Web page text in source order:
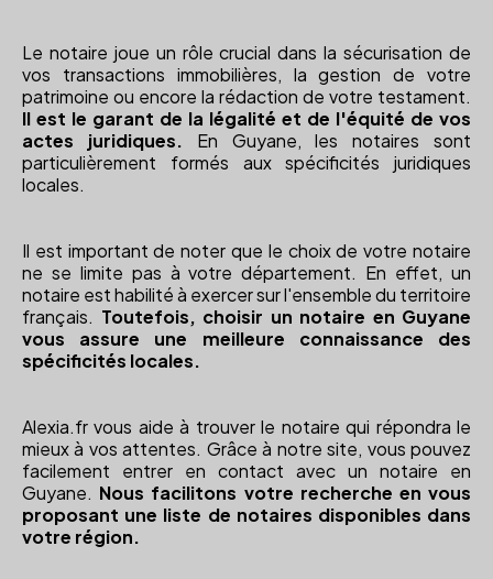
Le notaire joue un rôle crucial dans la sécurisation de
vos transactions immobilières, la gestion de votre
patrimoine ou encore la rédaction de votre testament.
Il est le garant de la légalité et de l'équité de vos
actes juridiques. En Guyane, les notaires sont
particulièrement formés aux spécificités juridiques
locales.
Il est important de noter que le choix de votre notaire
ne se limite pas à votre département. En effet, un
notaire est habilité à exercer sur l'ensemble du territoire
français. Toutefois, choisir un notaire en Guyane
vous assure une meilleure connaissance des
spécificités locales.
Alexia.fr vous aide à trouver le notaire qui répondra le
mieux à vos attentes. Grâce à notre site, vous pouvez
facilement entrer en contact avec un notaire en
Guyane. Nous facilitons votre recherche en vous
proposant une liste de notaires disponibles dans
votre région.